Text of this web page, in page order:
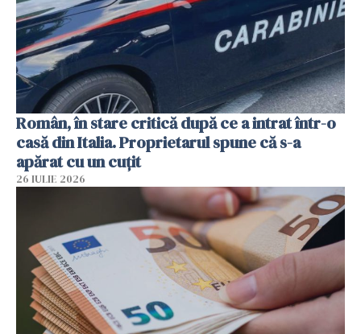
Român, în stare critică după ce a intrat într-o
casă din Italia. Proprietarul spune că s-a
apărat cu un cuțit
26 IULIE 2026